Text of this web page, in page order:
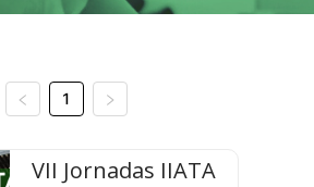
1
VII Jornadas IIATA